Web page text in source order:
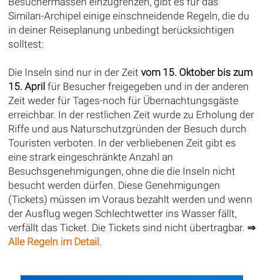
Similan-Archipel einige einschneidende Regeln, die du
in deiner Reiseplanung unbedingt berücksichtigen
solltest:
Die Inseln sind nur in der Zeit vom 15. Oktober bis zum
15. April für Besucher freigegeben und in der anderen
Zeit weder für Tages-noch für Übernachtungsgäste
erreichbar. In der restlichen Zeit wurde zu Erholung der
Riffe und aus Naturschutzgründen der Besuch durch
Touristen verboten. In der verbliebenen Zeit gibt es
eine strark eingeschränkte Anzahl an
Besuchsgenehmigungen, ohne die die Inseln nicht
besucht werden dürfen. Diese Genehmigungen
(Tickets) müssen im Voraus bezahlt werden und wenn
der Ausflug wegen Schlechtwetter ins Wasser fällt,
verfällt das Ticket. Die Tickets sind nicht übertragbar. ⇒
Alle Regeln im Detail.